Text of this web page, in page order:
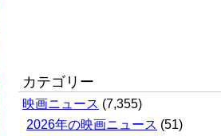
カテゴリー
映画ニュース (7,355)
2026年の映画ニュース (51)